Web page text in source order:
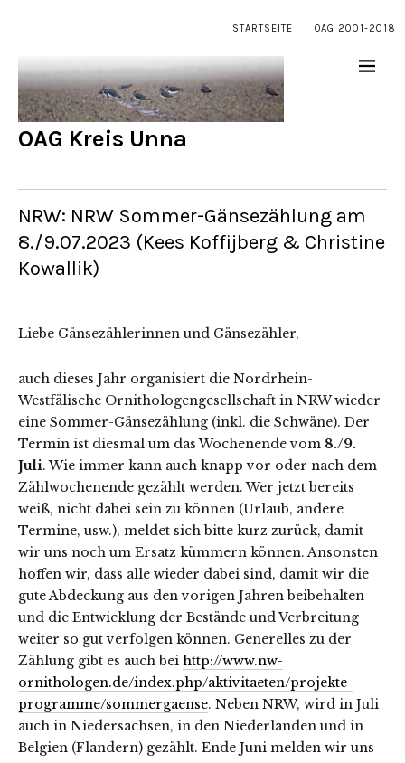
STARTSEITE OAG 2001-2018
OAG Kreis Unna
NRW: NRW Sommer-Gänsezählung am
8./9.07.2023 (Kees Koffijberg & Christine
Kowallik)
Liebe Gänsezählerinnen und Gänsezähler,
auch dieses Jahr organisiert die Nordrhein-
Westfälische Ornithologengesellschaft in NRW wieder
eine Sommer-Gänsezählung (inkl. die Schwäne). Der
Termin ist diesmal um das Wochenende vom 8./9.
Juli. Wie immer kann auch knapp vor oder nach dem
Zählwochenende gezählt werden. Wer jetzt bereits
weiß, nicht dabei sein zu können (Urlaub, andere
Termine, usw.), meldet sich bitte kurz zurück, damit
wir uns noch um Ersatz kümmern können. Ansonsten
hoffen wir, dass alle wieder dabei sind, damit wir die
gute Abdeckung aus den vorigen Jahren beibehalten
und die Entwicklung der Bestände und Verbreitung
weiter so gut verfolgen können. Generelles zu der
Zählung gibt es auch bei http://www.nw-
ornithologen.de/index.php/aktivitaeten/projekte-
programme/sommergaense. Neben NRW, wird in Juli
auch in Niedersachsen, in den Niederlanden und in
Belgien (Flandern) gezählt. Ende Juni melden wir uns